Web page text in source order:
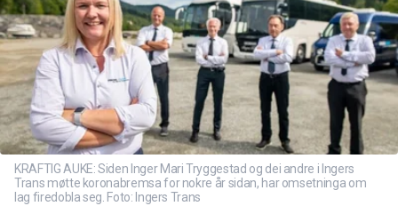
KRAFTIG AUKE: Siden Inger Mari Tryggestad og dei andre i Ingers
Trans møtte koronabremsa for nokre år sidan, har omsetninga om
lag firedobla seg. Foto: Ingers Trans